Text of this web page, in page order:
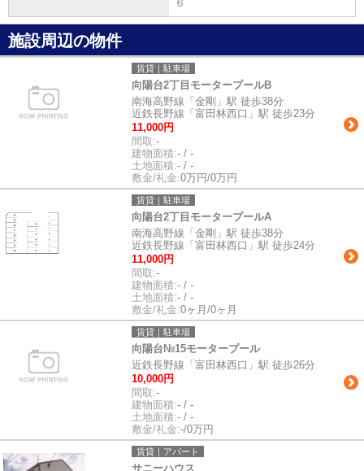
６
施設周辺の物件
賃貸｜駐車場
向陽台2丁目モータープールB
南海高野線「金剛」駅 徒歩38分
近鉄長野線「富田林西口」駅 徒歩23分
11,000円
間取:-
建物面積:- / -
土地面積:- / -
敷金/礼金:0万円/0万円
賃貸｜駐車場
向陽台2丁目モータープールA
南海高野線「金剛」駅 徒歩38分
近鉄長野線「富田林西口」駅 徒歩24分
11,000円
間取:-
建物面積:- / -
土地面積:- / -
敷金/礼金:0ヶ月/0ヶ月
賃貸｜駐車場
向陽台№15モータープール
近鉄長野線「富田林西口」駅 徒歩26分
10,000円
間取:-
建物面積:- / -
土地面積:- / -
敷金/礼金:-/0万円
賃貸｜アパート
サニーハウス